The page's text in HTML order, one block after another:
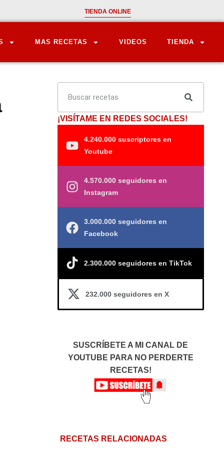
TIENDA ONLINE
MAS RECETAS VIDEOS TIENDA
¡VISÍTAME EN REDES SOCIALES!
4.240.000 suscriptores en
Youtube
4.570.000 seguidores en
Instagram
3.000.000 seguidores en
Facebook
2.300.000 seguidores en TikTok
232.000 seguidores en X
SUSCRÍBETE A MI CANAL DE
YOUTUBE PARA NO PERDERTE
RECETAS!
RECETAS RELACIONADAS